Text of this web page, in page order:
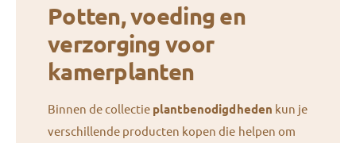
Potten, voeding en
verzorging voor
kamerplanten
Binnen de collectie plantbenodigdheden kun je
verschillende producten kopen die helpen om